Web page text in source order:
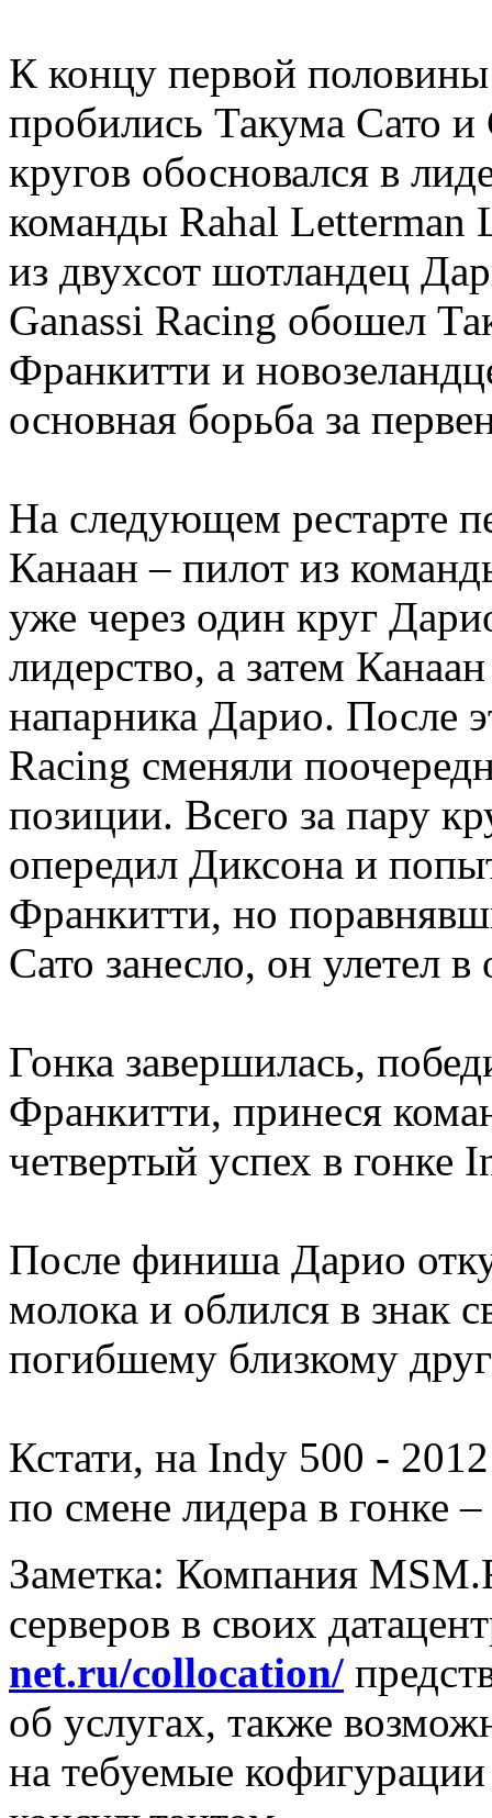
К концу первой
пробились Такума Сато
кругов обосновался в
команды Rahal Letterman
из двухсот шотландец
Ganassi Racing обошел
Франкитти и
основная борьба за
На следующем рестарте
Канаан – пилот из
уже через один круг
лидерство, а затем
напарника Дарио. После
Racing сменяли
позиции. Всего за пару
опередил Диксона и
Франкитти, но
Сато занесло, он улетел
Гонка завершилась,
Франкитти, принеся
четвертый успех в гонке
После финиша Дарио
молока и облился в знак
погибшему близкому
Кстати, на Indy 500 -
по смене лидера в гонке
Заметка: Компания
серверов в своих
net.ru/collocation/
об услугах, также
на тебуемые кофигурации